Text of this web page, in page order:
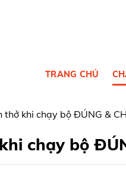
TRANG CHỦ
thở khi chạy bộ ĐÚNG &
chạy bộ